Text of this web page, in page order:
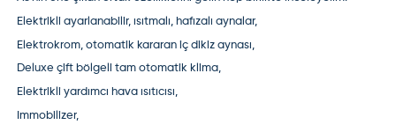
Elektrikli ayarlanabilir, ısıtmalı, hafızalı aynalar,
Elektrokrom, otomatik kararan iç dikiz aynası,
Deluxe çift bölgeli tam otomatik klima,
Elektrikli yardımcı hava ısıtıcısı,
Immobilizer,